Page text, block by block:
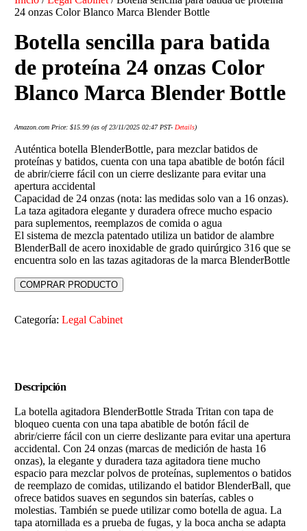
24 onzas Color Blanco Marca Blender Bottle
Botella sencilla para batida
de proteína 24 onzas Color
Blanco Marca Blender Bottle
Amazon.com Price:$15.99 (as of 23/11/2025 02:47 PST-Details)
Auténtica botella BlenderBottle, para mezclar batidos de
proteínas y batidos, cuenta con una tapa abatible de botón fácil
de abrir/cierre fácil con un cierre deslizante para evitar una
apertura accidental
Capacidad de 24 onzas (nota: las medidas solo van a 16 onzas).
La taza agitadora elegante y duradera ofrece mucho espacio
para suplementos, reemplazos de comida o agua
El sistema de mezcla patentado utiliza un batidor de alambre
BlenderBall de acero inoxidable de grado quirúrgico 316 que se
encuentra solo en las tazas agitadoras de la marca BlenderBottle
COMPRAR PRODUCTO
Categoría:Legal Cabinet
Descripción
La botella agitadora BlenderBottle Strada Tritan con tapa de
bloqueo cuenta con una tapa abatible de botón fácil de
abrir/cierre fácil con un cierre deslizante para evitar una apertura
accidental. Con 24 onzas (marcas de medición de hasta 16
onzas), la elegante y duradera taza agitadora tiene mucho
espacio para mezclar polvos de proteínas, suplementos o batidos
de reemplazo de comidas, utilizando el batidor BlenderBall, que
ofrece batidos suaves en segundos sin baterías, cables o
molestias. También se puede utilizar como botella de agua. La
tapa atornillada es a prueba de fugas, y la boca ancha se adapta